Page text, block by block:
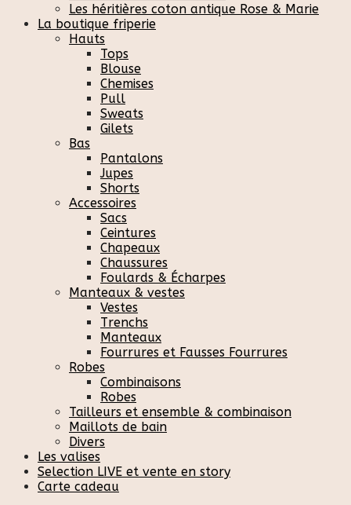
Les héritières coton antique Rose & Marie
La boutique friperie
Hauts
Tops
Blouse
Chemises
Pull
Sweats
Gilets
Bas
Pantalons
Jupes
Shorts
Accessoires
Sacs
Ceintures
Chapeaux
Chaussures
Foulards & Écharpes
Manteaux & vestes
Vestes
Trenchs
Manteaux
Fourrures et Fausses Fourrures
Robes
Combinaisons
Robes
Tailleurs et ensemble & combinaison
Maillots de bain
Divers
Les valises
Selection LIVE et vente en story
Carte cadeau